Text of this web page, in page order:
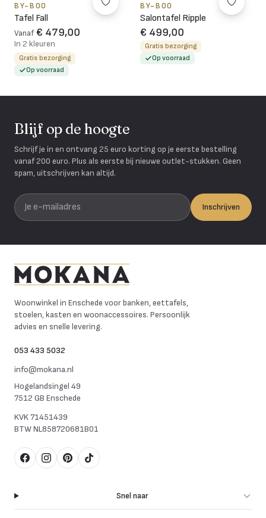
BY-BOO
Tafel Fall
Vanaf € 479,00
In 2 kleuren
Gratis bezorging
Op voorraad
BY-BOO
Salontafel Ripple
€ 499,00
Gratis bezorging
Op voorraad
Blijf op de hoogte
Schrijf je in en ontvang 25 euro korting op je eerste bestelling
vanaf 200 euro. Plus als eerste bij nieuwe outlet-stukken. Geen
spam, uitschrijven kan altijd.
Je e-mailadres
Inschrijven
Woonwinkel in Enschede voor banken, eettafels,
stoelen, kasten en woonaccessoires. Persoonlijk
advies en snelle levering.
053 433 5032
info@mokana.nl
Hogelandsingel 49
7512 GB Enschede
KVK71451439
BTWNL858720681B01
FacebookInstagram
Pinterest
TikTok
Snel naar